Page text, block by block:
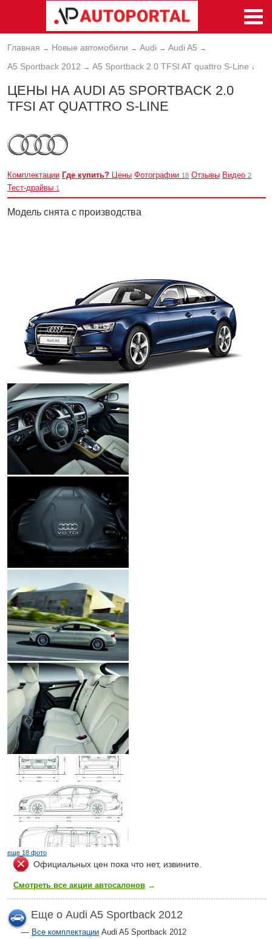
Главная → Новые автомобили → Audi → Audi A5 →
A5 Sportback 2012 → A5 Sportback 2.0 TFSI AT quattro S-Line ↓
ЦЕНЫ НА AUDI A5 SPORTBACK 2.0
TFSI AT QUATTRO S-LINE
Комплектации Где купить? Цены Фотографии 18 Отзывы Видео 2
Тест-драйвы 1
Модель снята с производства
еще 18 фото
Официальных цен пока что нет, извините.
Смотреть все акции автосалонов →
Еще о Audi A5 Sportback 2012
Все комплектации Audi A5 Sportback 2012